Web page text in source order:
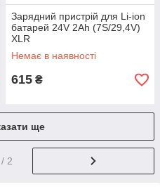
Зарядний пристрій для Li-ion
батарей 24V 2Ah (7S/29,4V)
XLR
Немає в наявності
615 ₴
ще
/ 2